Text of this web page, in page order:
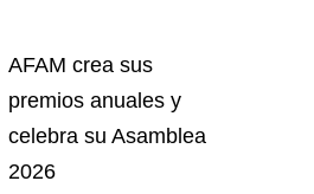
AFAM crea sus
premios anuales y
celebra su Asamblea
2026